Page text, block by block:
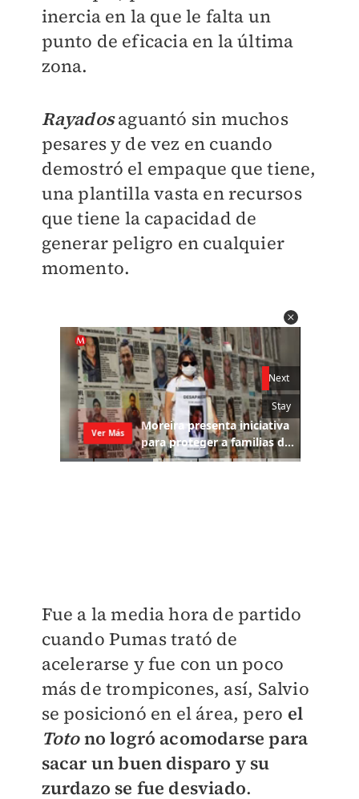
inercia en la que le falta un
punto de eficacia en la última
zona.
Rayadosaguantó sin muchos
pesares y de vez en cuando
demostró el empaque que tiene,
una plantilla vasta en recursos
que tiene la capacidad de
generar peligro en cualquier
momento.
Fue a la media hora de partido
cuando Pumas trató de
acelerarse y fue con un poco
más de trompicones, así, Salvio
se posicionó en el área, pero el
Totono logró acomodarse para
sacar un buen disparo y su
zurdazo se fue desviado.